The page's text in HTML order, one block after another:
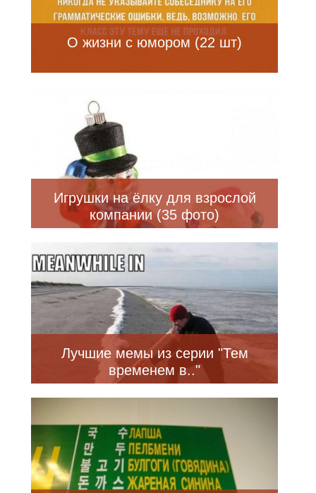
О жизни с юмором (22 шт)
Игрушки на ёлку для взрослой
компании (35 фото)
Лучшие мемы из серии "Тем
временем в.."